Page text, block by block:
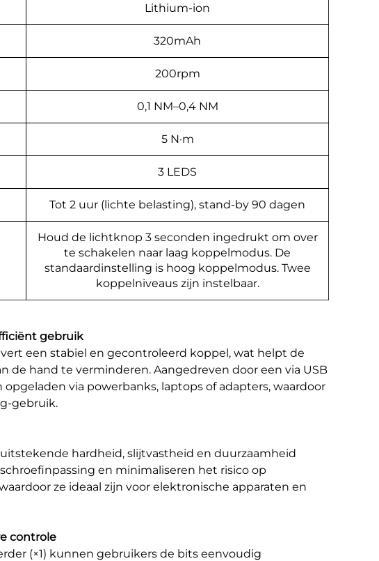
Lithium-ion
320mAh
200rpm
0,1 NM–0,4 NM
5 N·m
3 LEDS
Tot 2 uur (lichte belasting), stand-by 90 dagen
Houd de lichtknop 3 seconden ingedrukt om over
te schakelen naar laag koppelmodus. De
standaardinstelling is hoog koppelmodus. Twee
koppelniveaus zijn instelbaar.
gebruik
een stabiel en gecontroleerd koppel, wat helpt de
hand te verminderen. Aangedreven door een via USB
via powerbanks, laptops of adapters, waardoor
gebruik.
hardheid, slijtvastheid en duurzaamheid
en minimaliseren het risico op
ze ideaal zijn voor elektronische apparaten en
controle
(×1) kunnen gebruikers de bits eenvoudig